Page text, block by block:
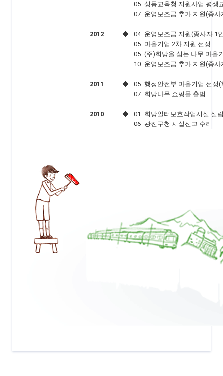
05 성동교육청 지원사업 평생
07 운영보조금 추가 지원(종사
2012 ◆ 04 운영보조금 지원(종사자 1
05 마을기업 2차 지원 선정
05 (주)희망을 심는 나무 마을
10 운영보조금 추가 지원(종사
2011 ◆ 05 행정안전부 마을기업 선정
07 희망나무 쇼핑몰 출범
2010 ◆ 01
희망일터보호작업시설 설
06 광진구청 시설신고 수리